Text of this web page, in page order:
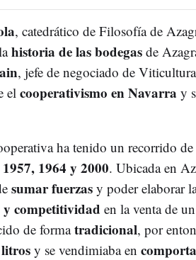
, catedrático de Filosofía de
historia de las bodegasde
, jefe de negociado de
el cooperativismo en Navarra y
ha tenido un recorrido
1957, 1964 y 2000. Ubicada en
sumar fuerzasy poder elaborar
competitividad en la venta de
de formatradicional, por
y se vendimiaba en